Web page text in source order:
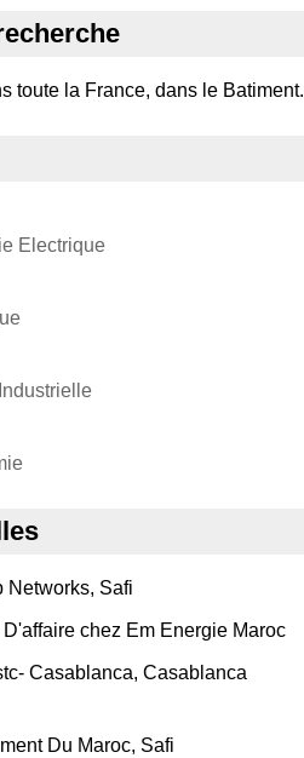
toute la France, dans le Batiment.
Electrique
Networks, Safi
chez Em Energie Maroc
Casablanca, Casablanca
Du Maroc, Safi